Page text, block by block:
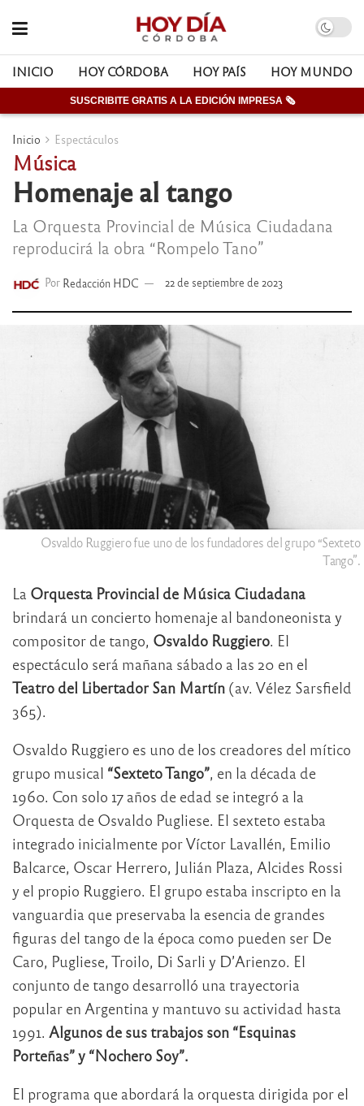
INICIO HOY CÓRDOBA HOY PAÍS HOY MUNDO
SUSCRIBITE GRATIS A LA EDICIÓN IMPRESA 🗞
Inicio Espectáculos
Música
Homenaje al tango
La Orquesta Provincial de Música Ciudadana
reproducirá la obra “Rompelo Tano”
Por Redacción HDC 22 de septiembre de 2023
Osvaldo Ruggiero fue uno de los fundadores del grupo “Sexteto
Tango”.
La Orquesta Provincial de Música Ciudadana
brindará un concierto homenaje al bandoneonista y
compositor de tango, Osvaldo Ruggiero. El
espectáculo será mañana sábado a las 20 en el
Teatro del Libertador San Martín (av. Vélez Sarsfield
365).
Osvaldo Ruggiero es uno de los creadores del mítico
grupo musical “Sexteto Tango”, en la década de
1960. Con solo 17 años de edad se integró a la
Orquesta de Osvaldo Pugliese. El sexteto estaba
integrado inicialmente por Víctor Lavallén, Emilio
Balcarce, Oscar Herrero, Julián Plaza, Alcides Rossi
y el propio Ruggiero. El grupo estaba inscripto en la
vanguardia que preservaba la esencia de grandes
figuras del tango de la época como pueden ser De
Caro, Pugliese, Troilo, Di Sarli y D’Arienzo. El
conjunto de tango desarrolló una trayectoria
popular en Argentina y mantuvo su actividad hasta
1991. Algunos de sus trabajos son “Esquinas
Porteñas” y “Nochero Soy”.
El programa que abordará la orquesta dirigida por el